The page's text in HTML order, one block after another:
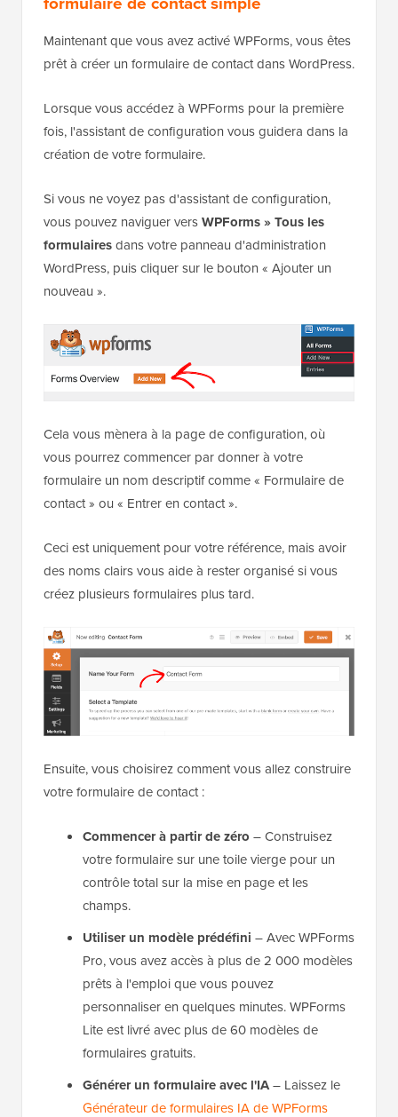
Maintenant que vous avez activé WPForms, vous êtes
prêt à créer un formulaire de contact dans WordPress.
Lorsque vous accédez à WPForms pour la première
fois, l'assistant de configuration vous guidera dans la
création de votre formulaire.
Si vous ne voyez pas d'assistant de configuration,
vous pouvez naviguer versWPForms » Tous les
formulairesdans votre panneau d'administration
WordPress, puis cliquer sur le bouton « Ajouter un
nouveau ».
Cela vous mènera à la page de configuration, où
vous pourrez commencer par donner à votre
formulaire un nom descriptif comme « Formulaire de
contact » ou « Entrer en contact ».
Ceci est uniquement pour votre référence, mais avoir
des noms clairs vous aide à rester organisé si vous
créez plusieurs formulaires plus tard.
Ensuite, vous choisirez comment vous allez construire
votre formulaire de contact :
Commencer à partir de zéro – Construisez
votre formulaire sur une toile vierge pour un
contrôle total sur la mise en page et les
champs.
Utiliser un modèle prédéfini – Avec WPForms
Pro, vous avez accès à plus de 2 000 modèles
prêts à l'emploi que vous pouvez
personnaliser en quelques minutes. WPForms
Lite est livré avec plus de 60 modèles de
formulaires gratuits.
Générer un formulaire avec l'IA– Laissez le
Générateur de formulaires IA de WPForms